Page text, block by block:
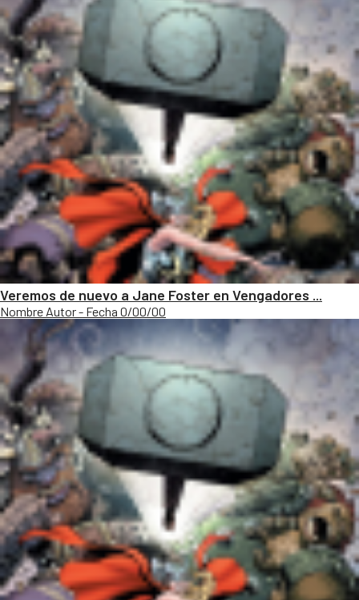
Veremos de nuevo a Jane Foster en Vengadores ...
Nombre Autor - Fecha 0/00/00